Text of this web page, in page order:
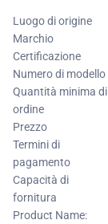
Luogo di origine
Marchio
Certificazione
Numero di modello
Quantità minima di
ordine
Prezzo
Termini di
pagamento
Capacità di
fornitura
Product Name: